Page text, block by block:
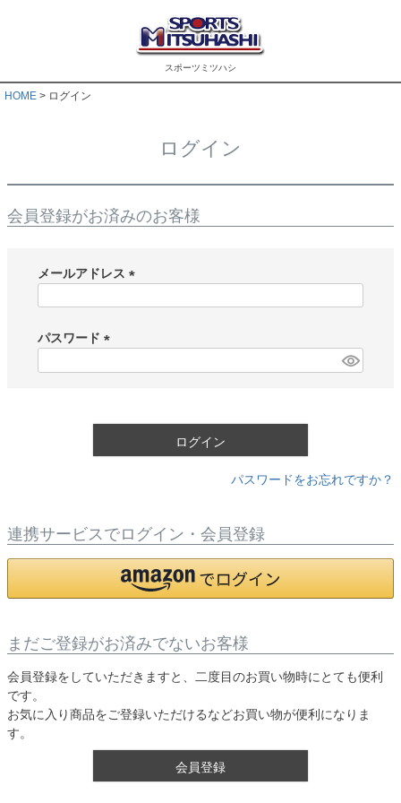
スポーツミツハシ
HOME ログイン
ログイン
会員登録がお済みのお客様
メールアドレス
)
パスワード
ログイン
パスワードをお忘れですか？
連携サービスでログイン・会員登録
まだご登録がお済みでないお客様
会員登録をしていただきますと、二度目のお買い物時にとても便利
です。
お気に入り商品をご登録いただけるなどお買い物が便利になりま
す。
会員登録